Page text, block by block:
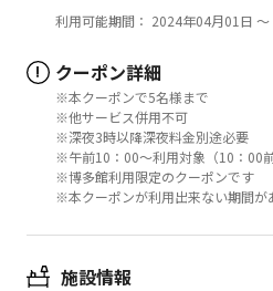
利用可能期間： 2024年04月01日
! クーポン詳細
※本クーポンで5名様まで
※他サービス併用不可
※深夜3時以降深夜料金別途必要
※午前10：00～利用対象（10：00
※博多館利用限定のクーポンです
※本クーポンが利用出来ない期間が
施設情報